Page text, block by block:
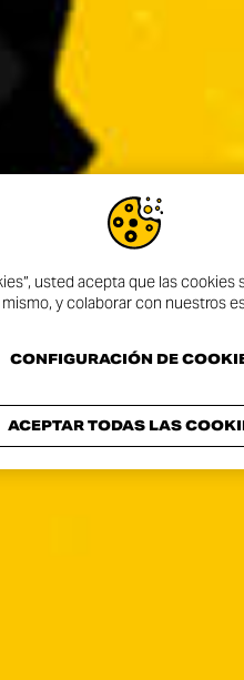
usted acepta que las
y colaborar con nuestros
ACEPTAR TODAS LAS
CONFIGURACIÓN DE